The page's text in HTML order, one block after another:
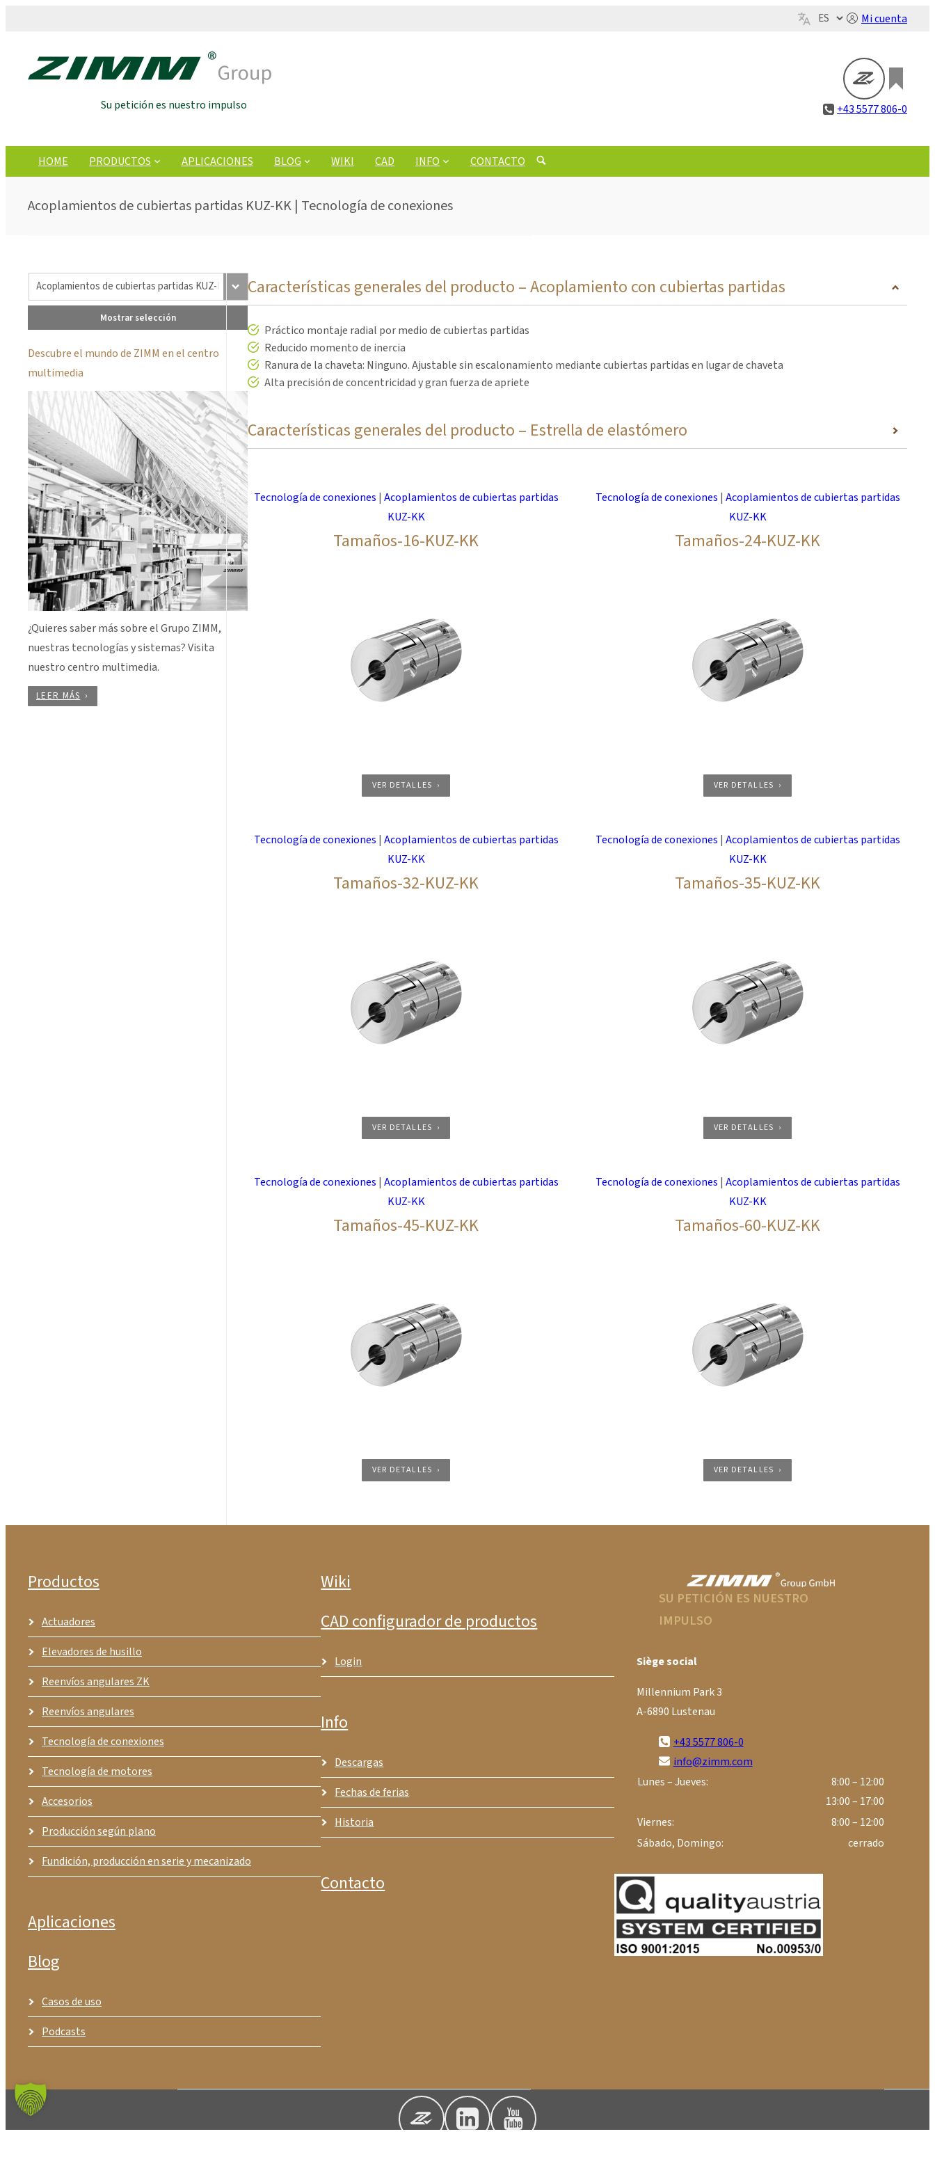
Mi cuenta
Su petición es nuestro impulso +43 5577 806-0
HOME PRODUCTOS APLICACIONES BLOG WIKI CAD INFO CONTACTO
Acoplamientos de cubiertas partidas KUZ-KK | Tecnología de conexiones
Mostrar selección
Descubre el mundo de ZIMM en el centro
multimedia
¿Quieres saber más sobre el Grupo ZIMM,
nuestras tecnologías y sistemas? Visita
nuestro centro multimedia.
LEER MÁS
Características generales del producto – Acoplamiento con cubiertas partidas
Práctico montaje radial por medio de cubiertas partidas
Reducido momento de inercia
Ranura de la chaveta: Ninguno. Ajustable sin escalonamiento mediante cubiertas partidas en lugar de chaveta
Alta precisión de concentricidad y gran fuerza de apriete
Características generales del producto – Estrella de elastómero
Dureza shore estrella: 64D
Color: ZIMM-verde manzana
Tecnología de conexiones | Acoplamientos de cubiertas partidas
KUZ-KK
Tamaños-16-KUZ-KK
VER DETALLES
Tecnología de conexiones | Acoplamientos de cubiertas partidas
KUZ-KK
Tamaños-24-KUZ-KK
VER DETALLES
Tecnología de conexiones | Acoplamientos de cubiertas partidas
KUZ-KK
Tamaños-32-KUZ-KK
VER DETALLES
Tecnología de conexiones | Acoplamientos de cubiertas partidas
KUZ-KK
Tamaños-35-KUZ-KK
VER DETALLES
Tecnología de conexiones | Acoplamientos de cubiertas partidas
KUZ-KK
Tamaños-45-KUZ-KK
VER DETALLES
Tecnología de conexiones | Acoplamientos de cubiertas partidas
KUZ-KK
Tamaños-60-KUZ-KK
VER DETALLES
Productos
Actuadores
Elevadores de husillo
Reenvíos angulares ZK
Reenvíos angulares
Tecnología de conexiones
Tecnología de motores
Accesorios
Producción según plano
Fundición, producción en serie y mecanizado
Aplicaciones
Blog
Casos de uso
Podcasts
Wiki
CAD configurador de productos
Login
Info
Descargas
Fechas de ferias
Historia
Contacto
SU PETICIÓN ES NUESTRO
IMPULSO
Siège social
Millennium Park 3
A-6890 Lustenau
+43 5577 806-0
info@zimm.com
Lunes – Jueves:
8:00 – 12:00
13:00 – 17:00
Viernes:
8:00 – 12:00
Sábado, Domingo:
cerrado